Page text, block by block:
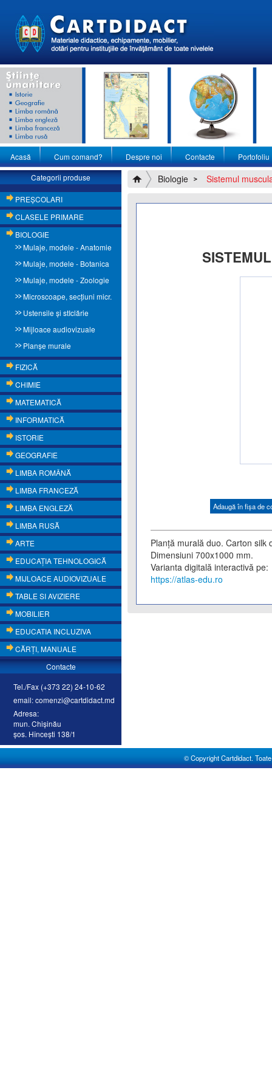
Acasă Cum comand? Despre noi Contacte
Portofoliu
Categorii produse
PREŞCOLARI
CLASELE PRIMARE
BIOLOGIE
Mulaje, modele - Anatomie
Mulaje, modele - Botanica
Mulaje, modele - Zoologie
Microscoape, secţiuni micr.
Ustensile și stIclărie
Mijloace audiovizuale
Planşe murale
FIZICĂ
CHIMIE
MATEMATICĂ
INFORMATICĂ
ISTORIE
GEOGRAFIE
LIMBA ROMÂNĂ
LIMBA FRANCEZĂ
LIMBA ENGLEZĂ
LIMBA RUSĂ
ARTE
EDUCAŢIA TEHNOLOGICĂ
MIJLOACE AUDIOVIZUALE
TABLE SI AVIZIERE
MOBILIER
EDUCATIA INCLUZIVA
CĂRŢI, MANUALE
Contacte
Tel./Fax (+373 22) 24-10-62
email: comenzi@cartdidact.md
Adresa:
mun. Chişinău
şos. Hînceşti 138/1
Biologie Sistemul
Adaugă în fişa de
Planță murală duo. Carton
Dimensiuni 700x1000 mm.
Varianta digitală interactivă pe:
https://atlas-edu.ro
© Copyright Cartdidact.